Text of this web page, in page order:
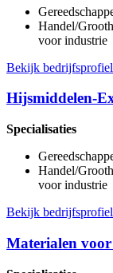
Handel/
voor industrie
Bekijk
Hijsmiddelen-
Specialisaties
Handel/
voor industrie
Bekijk
Materialen